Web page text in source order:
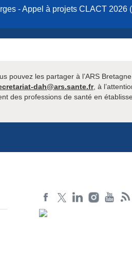
- Appel à projets CLACT 2026
pouvez les partager à l’ARS
dah@ars.sante.fr, à
des professions de santé en